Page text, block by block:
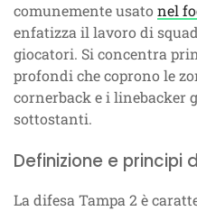
comunemente usato nel
enfatizza il lavoro di
giocatori. Si concentra
profondi che coprono le
cornerback e i linebacker
sottostanti.
Definizione e principi
La difesa Tampa 2 è